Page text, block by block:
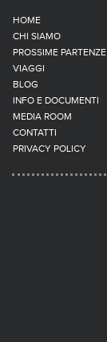
HOME
CHI SIAMO
PROSSIME PARTENZE
VIAGGI
BLOG
INFO E DOCUMENTI
MEDIA ROOM
CONTATTI
PRIVACY POLICY